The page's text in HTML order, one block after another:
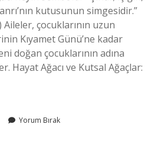
kutusunun simgesidir.”
çocuklarının uzun
Kıyamet Günü’ne kadar
doğan çocuklarının adına
Hayat Ağacı ve Kutsal Ağaçlar:
Yorum Bırak